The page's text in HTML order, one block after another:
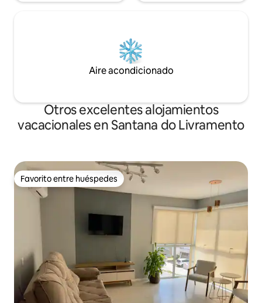
Aire acondicionado
Otros excelentes alojamientos
vacacionales en Santana do Livramento
Favorito entre huéspedes
Favorito entre huéspedes